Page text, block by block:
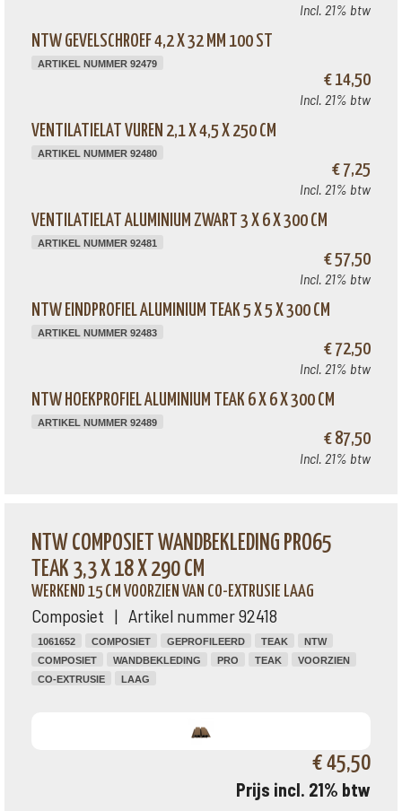
Incl. 21% btw
NTW GEVELSCHROEF 4,2 X 32 MM 100 ST
ARTIKEL NUMMER 92479
€ 14,50
Incl. 21% btw
VENTILATIELAT VUREN 2,1 X 4,5 X 250 CM
ARTIKEL NUMMER 92480
€ 7,25
Incl. 21% btw
VENTILATIELAT ALUMINIUM ZWART 3 X 6 X 300 CM
ARTIKEL NUMMER 92481
€ 57,50
Incl. 21% btw
NTW EINDPROFIEL ALUMINIUM TEAK 5 X 5 X 300 CM
ARTIKEL NUMMER 92483
€ 72,50
Incl. 21% btw
NTW HOEKPROFIEL ALUMINIUM TEAK 6 X 6 X 300 CM
ARTIKEL NUMMER 92489
€ 87,50
Incl. 21% btw
NTW COMPOSIET WANDBEKLEDING PRO65
TEAK 3,3 X 18 X 290 CM
WERKEND 15 CM VOORZIEN VAN CO-EXTRUSIE LAAG
Composiet | Artikel nummer 92418
1061652 COMPOSIET GEPROFILEERD TEAK
NTW
COMPOSIET
WANDBEKLEDING PRO TEAK
VOORZIEN
CO-EXTRUSIE
LAAG
€ 45,50
Prijs incl. 21% btw